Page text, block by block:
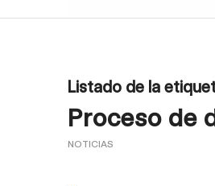
Listado de la
Proceso de
NOTICIAS